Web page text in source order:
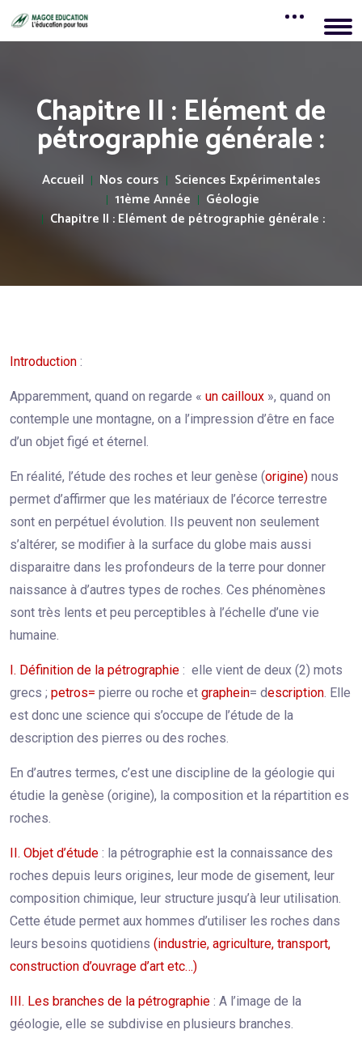
Chapitre II : Elément de
pétrographie générale :
Accueil Nos cours
Sciences Expérimentales
11ème Année
Géologie
Chapitre II : Elément de pétrographie générale :
Introduction :
Apparemment, quand on regarde « un cailloux », quand on
contemple une montagne, on a l’impression d’être en face
d’un objet figé et éternel.
En réalité, l’étude des roches et leur genèse (origine) nous
permet d’affirmer que les matériaux de l’écorce terrestre
sont en perpétuel évolution. Ils peuvent non seulement
s’altérer, se modifier à la surface du globe mais aussi
disparaitre dans les profondeurs de la terre pour donner
naissance à d’autres types de roches. Ces phénomènes
sont très lents et peu perceptibles à l’échelle d’une vie
humaine.
I. Définition de la pétrographie : elle vient de deux (2) mots
grecs ; petros= pierre ou roche et graphein= description . Elle
est donc une science qui s’occupe de l’étude de la
description des pierres ou des roches.
En d’autres termes, c’est une discipline de la géologie qui
étudie la genèse (origine), la composition et la répartition es
roches.
II. Objet d’étude : la pétrographie est la connaissance des
roches depuis leurs origines, leur mode de gisement, leur
composition chimique, leur structure jusqu’à leur utilisation.
Cette étude permet aux hommes d’utiliser les roches dans
leurs besoins quotidiens (industrie, agriculture, transport,
construction d’ouvrage d’art etc…)
III. Les branches de la pétrographie : A l’image de la
géologie, elle se subdivise en plusieurs branches.